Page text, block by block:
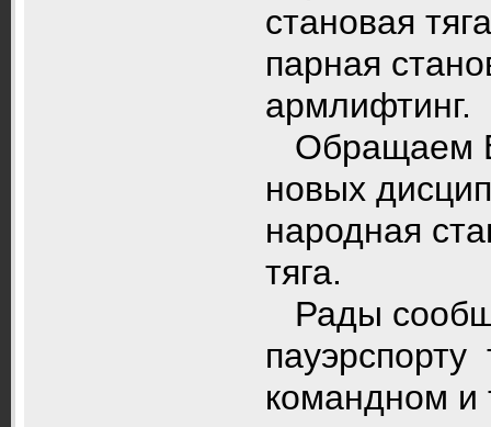
становая
парная
армлифтинг.
Обращаем
новых
народная
тяга.
Рады
пауэрспорту
командном и